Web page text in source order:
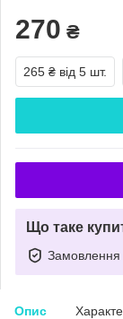
270 ₴
265 ₴ від 5 шт.
Що таке
Замовлення
Опис